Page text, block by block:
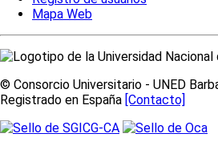
Mapa Web
© Consorcio Universitario - UNED
Registrado en España [Contacto]